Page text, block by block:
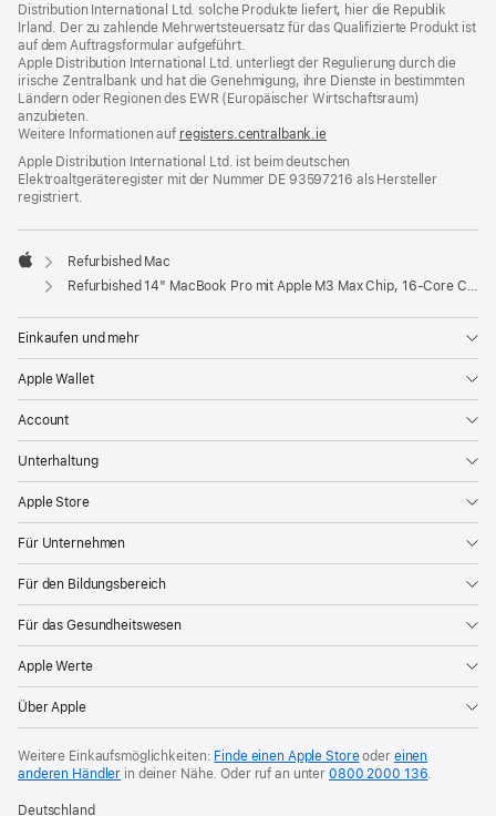
Distribution International Ltd. solche Produkte liefert, hier die Republik
Irland. Der zu zahlende Mehrwertsteuersatz für das Qualifizierte Produkt ist
auf dem Auftragsformular aufgeführt.
Apple Distribution International Ltd. unterliegt der Regulierung durch die
irische Zentralbank und hat die Genehmigung, ihre Dienste in bestimmten
Ländern oder Regionen des EWR (Europäischer Wirtschaftsraum)
anzubieten.
Weitere Informationen auf registers.centralbank.ie
Apple Distribution International Ltd. ist beim deutschen
Elektroaltgeräteregister mit der Nummer DE 93597216 als Hersteller
registriert.
Apple
Refurbished Mac
Refurbished 14" MacBook Pro mit Apple M3 Max Chip, 16‑Core CPU und 40‑Core GPU - Silber
Einkaufen und mehr
Apple Wallet
Account
Unterhaltung
Apple Store
Für Unternehmen
Für den Bildungsbereich
Für das Gesundheitswesen
Apple Werte
Über Apple
Weitere Einkaufsmöglichkeiten: Finde einen Apple Storeoder einen
anderen Händler in deiner Nähe. Oder ruf an unter0800 2000 136.
Deutschland